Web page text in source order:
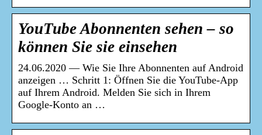
YouTube Abonnenten sehen – so
können Sie sie einsehen
24.06.2020 — Wie Sie Ihre Abonnenten auf Android
anzeigen … Schritt 1: Öffnen Sie die YouTube-App
auf Ihrem Android. Melden Sie sich in Ihrem
Google-Konto an …